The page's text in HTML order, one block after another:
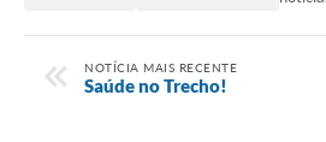
NOTÍCIA MAIS RECENTE
Saúde no Trecho!